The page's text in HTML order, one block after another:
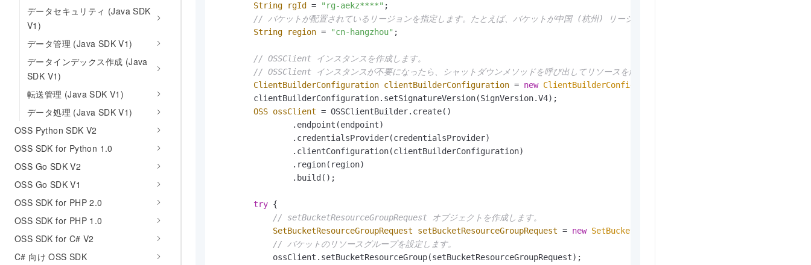
データセキュリティ (Java SDK
V1)
データ管理 (Java SDK V1)
データインデックス作成 (Java
SDK V1)
転送管理 (Java SDK V1)
データ処理 (Java SDK V1)
OSS Python SDK V2
OSS SDK for Python 1.0
OSS Go SDK V2
OSS Go SDK V1
OSS SDK for PHP 2.0
OSS SDK for PHP 1.0
OSS SDK for C# V2
C# 向け OSS SDK
String
rgId = "rg-aekz****" ;
// バケットが配置されているリージョンを指定します。たとえば、バケットが中国 (杭州) リージョンにある場合は、リージョンを cn-
String
region = "cn-hangzhou" ;
// OSSClient インスタンスを作成します。
// OSSClient インスタンスが不要になったら、シャットダウンメソッドを呼び出してリソースを解放します。
ClientBuilderConfiguration clientBuilderConfiguration = new ClientBuilderConfiguration
        clientBuilderConfiguration.setSignatureVersion(SignVersion.V4);
OSS ossClient = OSSClientBuilder.create()
                .endpoint(endpoint)
                .credentialsProvider(credentialsProvider)
                .clientConfiguration(clientBuilderConfiguration)
                .region(region)
                .build();
try {
// setBucketResourceGroupRequest オブジェクトを作成します。
SetBucketResourceGroupRequest
setBucketResourceGroupRequest = new SetBucketResourceGroupRequest
// バケットのリソースグループを設定します。
            ossClient.setBucketResourceGroup(setBucketResourceGroupRequest);